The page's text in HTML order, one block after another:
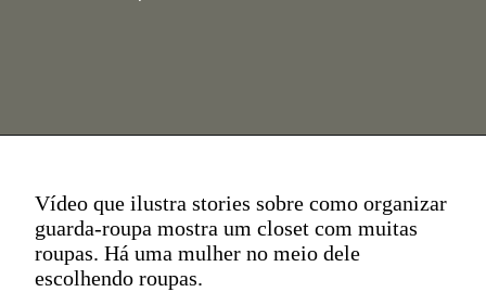
Vídeo que ilustra stories sobre como organizar
guarda-roupa mostra um closet com muitas
roupas. Há uma mulher no meio dele
escolhendo roupas.